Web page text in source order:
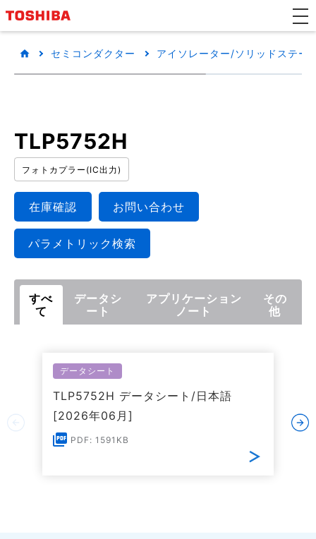
セミコンダクター アイソレーター/ソリッドステー
TLP5752H
フォトカプラー(IC出力)
在庫確認 お問い合わせ
パラメトリック検索
すべ
て
データシ
ート
アプリケーション
ノート
その
他
データシート
TLP5752H データシート/日本語
[2026年06月]
PDF: 1591KB